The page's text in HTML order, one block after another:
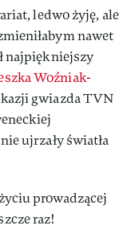
ledwo żyję, ale
nawet
najpiękniejszy
Woźniak-
gwiazda TVN
ujrzały światła
prowadzącej
raz!